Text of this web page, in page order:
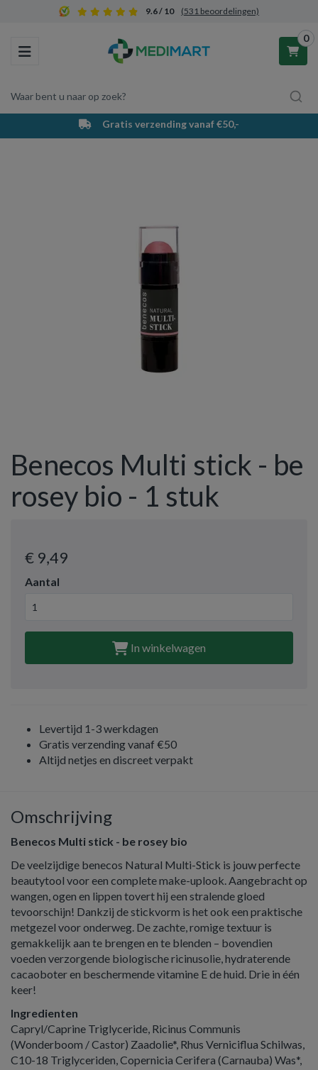
9.6 / 10 (531 beoordelingen)
Toggle navigation
Waar bent u naar op zoek?
0
Winkelwagen
Gratis verzending vanaf €50,-
Benecos Multi stick - be
rosey bio - 1 stuk
€ 9,49
Aantal
In winkelwagen
Levertijd 1-3 werkdagen
Gratis verzending vanaf €50
Altijd netjes en discreet verpakt
Omschrijving
Benecos Multi stick - be rosey bio
De veelzijdige benecos Natural Multi-Stick is jouw perfecte
beautytool voor een complete make-uplook. Aangebracht op
wangen, ogen en lippen tovert hij een stralende gloed
tevoorschijn! Dankzij de stickvorm is het ook een praktische
metgezel voor onderweg. De zachte, romige textuur is
gemakkelijk aan te brengen en te blenden – bovendien
voeden verzorgende biologische ricinusolie, hydraterende
cacaoboter en beschermende vitamine E de huid. Drie in één
keer!
Ingredienten
Capryl/Caprine Triglyceride, Ricinus Communis
(Wonderboom / Castor) Zaadolie*, Rhus Verniciflua Schilwas,
C10-18 Triglyceriden, Copernicia Cerifera (Carnauba) Was*,